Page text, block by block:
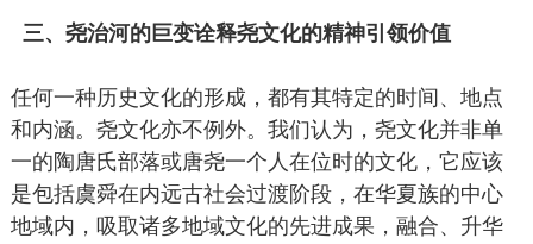
三、尧治河的巨变诠释尧文化的精神引领价值
任何一种历史文化的形成，都有其特定的时间、地点
和内涵。尧文化亦不例外。我们认为，尧文化并非单
一的陶唐氏部落或唐尧一个人在位时的文化，它应该
是包括虞舜在内远古社会过渡阶段，在华夏族的中心
地域内，吸取诸多地域文化的先进成果，融合、升华